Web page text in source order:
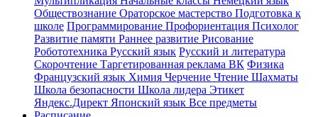
Обществознание Ораторское мастерство Подготовка к
школе Программирование Профориентация Психолог
Развитие памяти Раннее развитие Рисование
Робототехника Русский язык Русский и литература
Скорочтение Таргетированная реклама ВК Физика
Французский язык Химия Черчение Чтение Шахматы
Школа безопасности Школа лидера Этикет
Яндекс.Директ Японский язык Все предметы